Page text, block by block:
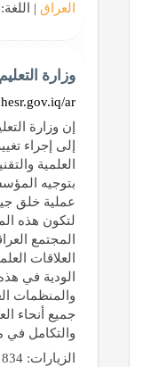
العراق | اللغة:
وزارة
ar
إن وزارة
إلى إجراء
العلمية
بتوجيه
عملية خلق
لتكون هذه
المجتمع
العلاقات
الودية في
والمنظمات
جميع أنحاء
والتكامل في
الزيارات: 834 | التقييم: 0 | المقيّمين: 0 | الدولة: